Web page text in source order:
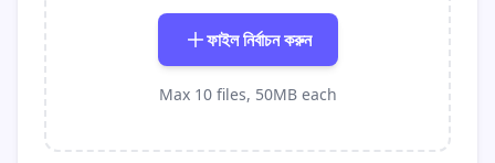
ফাইল নির্বাচন করুন
Max 10 files, 50MB each